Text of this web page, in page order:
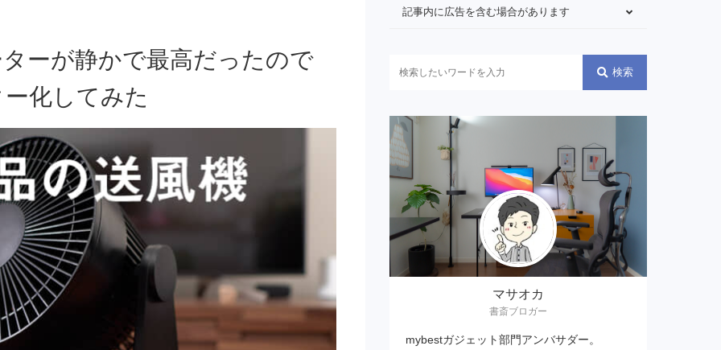
ーが静かで最高だったので
化してみた
記事内に広告を含む場合があります
検索
マサオカ
書斎ブロガー
mybestガジェット部門アンバサダー。